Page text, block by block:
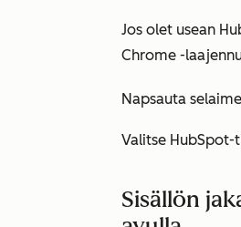
Jos olet usean
Chrome -
Napsauta
Valitse HubSpot-
Sisällön